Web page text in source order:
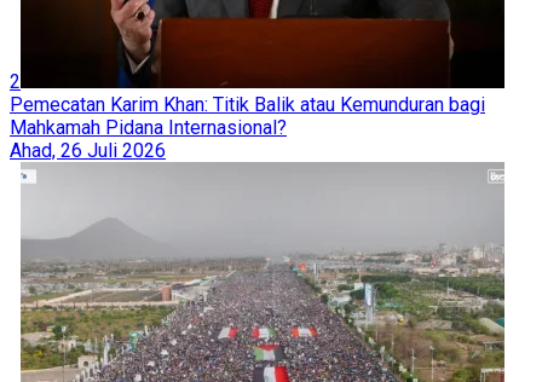
2
Pemecatan Karim Khan: Titik Balik atau Kemunduran bagi
Mahkamah Pidana Internasional?
Ahad, 26 Juli 2026